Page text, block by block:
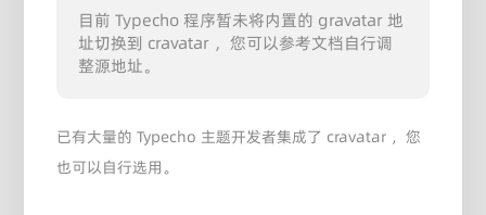
目前 Typecho 程序暂未将内置的 gravatar 地
址切换到 cravatar ，您可以参考文档自行调
整源地址。
已有大量的 Typecho 主题开发者集成了 cravatar ，您
也可以自行选用。